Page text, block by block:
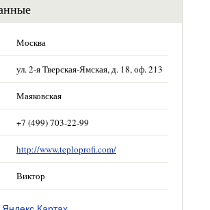
Москва
ул. 2-я Тверская-Ямская, д. 18, оф. 213
Маяковская
+7 (499) 703-22-99
http://www.teploprofi.com/
Виктор